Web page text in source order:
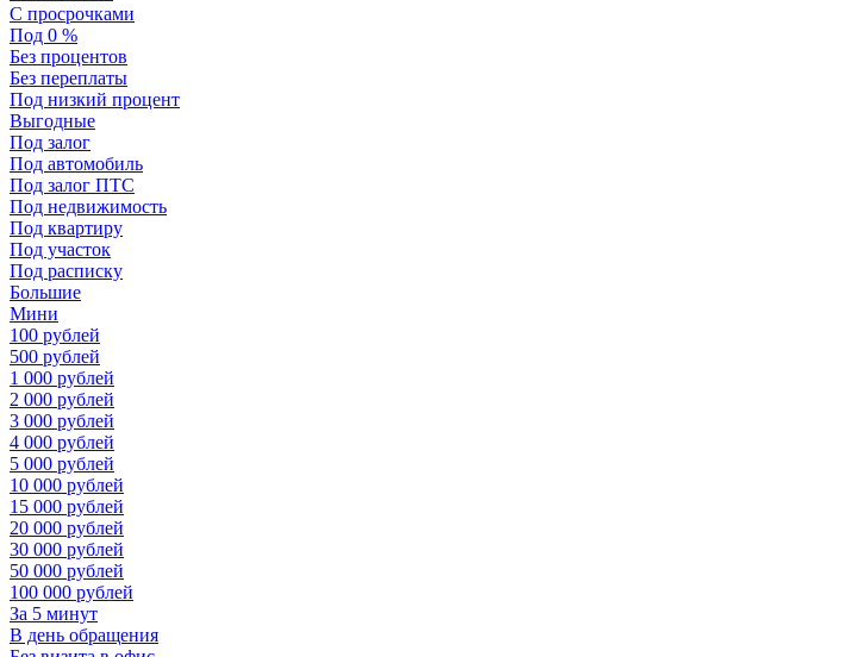
С просрочками
Под 0 %
Без процентов
Без переплаты
Под низкий процент
Выгодные
Под залог
Под автомобиль
Под залог ПТС
Под недвижимость
Под квартиру
Под участок
Под расписку
Большие
Мини
100 рублей
500 рублей
1 000 рублей
2 000 рублей
3 000 рублей
4 000 рублей
5 000 рублей
10 000 рублей
15 000 рублей
20 000 рублей
30 000 рублей
50 000 рублей
100 000 рублей
За 5 минут
В день обращения